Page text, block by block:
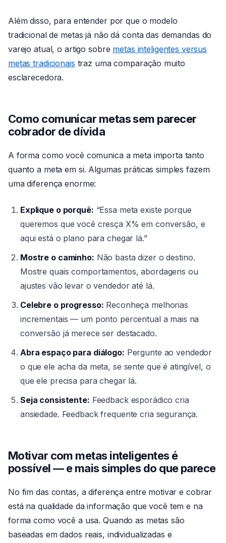
Além disso, para entender por que o modelo
tradicional de metas já não dá conta das demandas do
varejo atual, o artigo sobre metas inteligentes versus
metas tradicionais traz uma comparação muito
esclarecedora.
Como comunicar metas sem parecer
cobrador de dívida
A forma como você comunica a meta importa tanto
quanto a meta em si. Algumas práticas simples fazem
uma diferença enorme:
Explique o porquê: “Essa meta existe porque
queremos que você cresça X% em conversão, e
aqui está o plano para chegar lá.”
Mostre o caminho: Não basta dizer o destino.
Mostre quais comportamentos, abordagens ou
ajustes vão levar o vendedor até lá.
Celebre o progresso: Reconheça melhorias
incrementais — um ponto percentual a mais na
conversão já merece ser destacado.
Abra espaço para diálogo: Pergunte ao vendedor
o que ele acha da meta, se sente que é atingível, o
que ele precisa para chegar lá.
Seja consistente: Feedback esporádico cria
ansiedade. Feedback frequente cria segurança.
Motivar com metas inteligentes é
possível — e mais simples do que parece
No fim das contas, a diferença entre motivar e cobrar
está na qualidade da informação que você tem e na
forma como você a usa. Quando as metas são
baseadas em dados reais, individualizadas e